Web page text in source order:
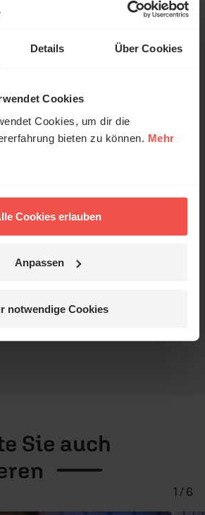
Details Über Cookies
Cookies
Cookies, um dir die
bieten zu können. Mehr
Cookies erlauben
Anpassen
notwendige Cookies
nicht öffentlich teilen.
dass meine Angaben
und zum Zweck der
Online-Angebots
nicht. Bitte beachten Sie beim
Absenden
Sie auch
1 / 6